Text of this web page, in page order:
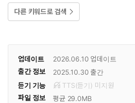
다른 키워드로 검색
업데이트 2026.06.10 업데이트
출간 정보
2025.10.30 출간
듣기 기능
TTS(듣기) 미 지원
파일 정보
평균 29.0MB